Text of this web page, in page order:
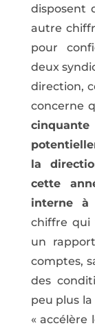
disposent
autre
pour
deux
direction,
concerne
la
cette
interne
chiffre qui
un
comptes,
des
peu plus la
« accélère